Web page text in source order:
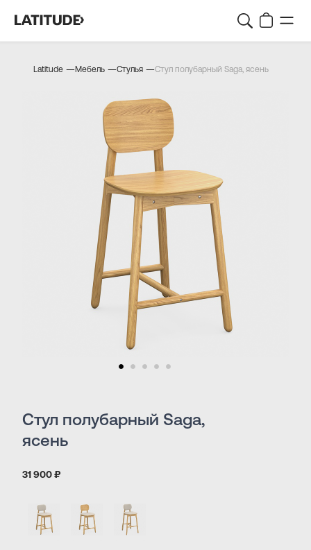
Latitude —Мебель —Стулья —Стул полубарный Saga, ясень
Стул полубарный Saga,
ясень
31 900 ₽